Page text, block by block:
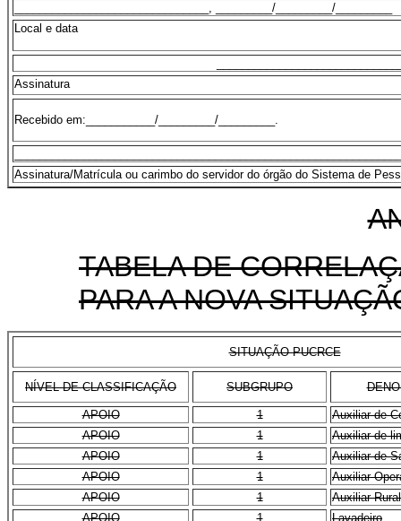
_______________________________, _________/_________/_________
Local e data
Assinatura
Recebido em:___________/_________/_________.
Assinatura/Matrícula ou carimbo do servidor do órgão do Sistema de
TABELA DE
PARA A NOVA
SITUAÇÃO PUCRCE
NÍVEL DE CLASSIFICAÇÃO SUBGRUPO
APOIO 1
Auxiliar de
APOIO
1
Auxiliar de
APOIO
1
Auxiliar de
APOIO
1
Auxiliar
APOIO
1
Auxiliar Rural
APOIO
1
Lavadeiro